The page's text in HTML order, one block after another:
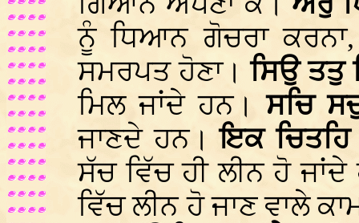
ਨੂੰ ਧਿਆਨ ਗੋਚਰਾ
ਸਮਰਪਤ ਹੋਣਾ।ਸਿਉ ਤਤੁ
ਮਿਲ ਜਾਂਦੇ ਹਨ।ਸਚਿ
ਜਾਣਦੇ ਹਨ। ਇਕ
ਸੱਚ ਵਿੱਚ ਹੀ ਲੀਨ ਹੋ
ਵਿੱਚ ਲੀਨ ਹੋ ਜਾਣ ਵਾਲੇ